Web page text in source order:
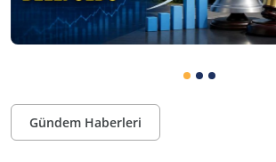
Gündem Haberleri